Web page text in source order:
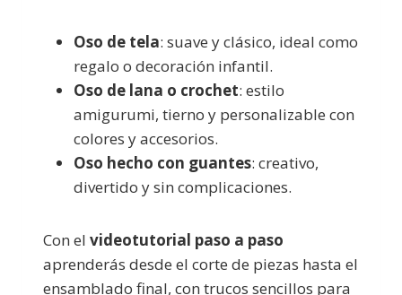
Oso de tela: suave y clásico, ideal como
regalo o decoración infantil.
Oso de lana o crochet: estilo
amigurumi, tierno y personalizable con
colores y accesorios.
Oso hecho con guantes: creativo,
divertido y sin complicaciones.
Con el videotutorial paso a paso
aprenderás desde el corte de piezas hasta el
ensamblado final, con trucos sencillos para